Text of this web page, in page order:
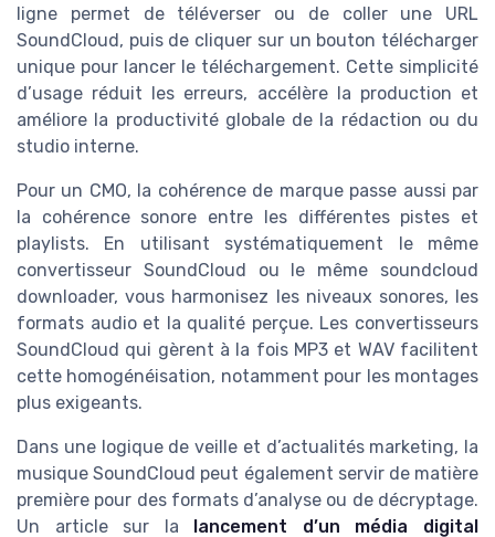
ligne permet de téléverser ou de coller une URL
SoundCloud, puis de cliquer sur un bouton télécharger
unique pour lancer le téléchargement. Cette simplicité
d’usage réduit les erreurs, accélère la production et
améliore la productivité globale de la rédaction ou du
studio interne.
Pour un CMO, la cohérence de marque passe aussi par
la cohérence sonore entre les différentes pistes et
playlists. En utilisant systématiquement le même
convertisseur SoundCloud ou le même soundcloud
downloader, vous harmonisez les niveaux sonores, les
formats audio et la qualité perçue. Les convertisseurs
SoundCloud qui gèrent à la fois MP3 et WAV facilitent
cette homogénéisation, notamment pour les montages
plus exigeants.
Dans une logique de veille et d’actualités marketing, la
musique SoundCloud peut également servir de matière
première pour des formats d’analyse ou de décryptage.
Un article sur la
lancement d’un média digital